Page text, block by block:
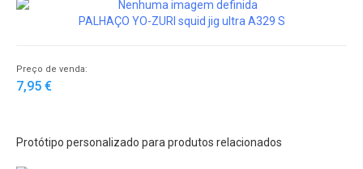
PALHAÇO YO-ZURI squid jig ultra A329 S
Preço de venda:
7,95 €
Protótipo personalizado para produtos relacionados